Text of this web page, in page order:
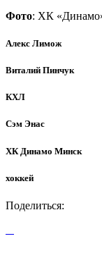
Фото: ХК
Алекс Лимож
Виталий Пинчук
КХЛ
Сэм Энас
ХК Динамо Минск
хоккей
Поделиться: